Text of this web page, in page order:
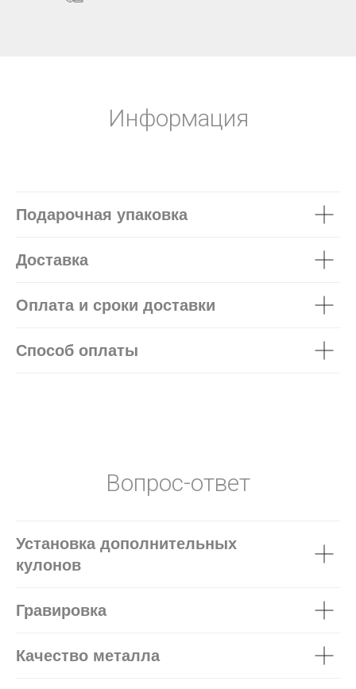
Информация
Подарочная упаковка
Доставка
Оплата и сроки доставки
Способ оплаты
Вопрос-ответ
Установка дополнительных
кулонов
Гравировка
Качество металла